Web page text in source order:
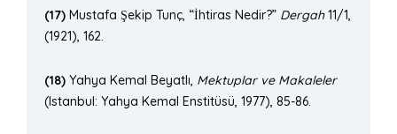
(17) Mustafa Şekip Tunç, “İhtiras Nedir?” Dergah11/1,
(1921), 162.
(18) Yahya Kemal Beyatlı, Mektuplar ve Makaleler
(Istanbul: Yahya Kemal Enstitüsü, 1977), 85-86.